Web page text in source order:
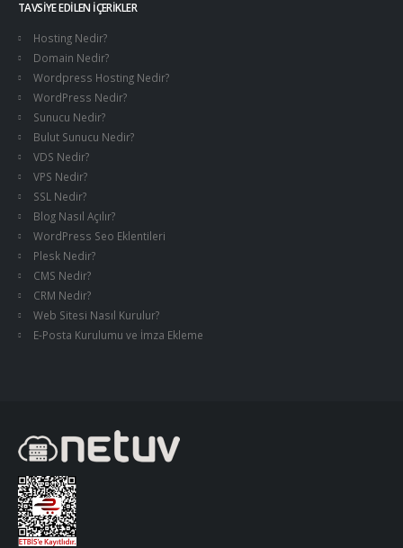
TAVSIYE EDILEN İÇERIKLER
Hosting Nedir?
Domain Nedir?
Wordpress Hosting Nedir?
WordPress Nedir?
Sunucu Nedir?
Bulut Sunucu Nedir?
VDS Nedir?
VPS Nedir?
SSL Nedir?
Blog Nasıl Açılır?
WordPress Seo Eklentileri
Plesk Nedir?
CMS Nedir?
CRM Nedir?
Web Sitesi Nasıl Kurulur?
E-Posta Kurulumu ve İmza Ekleme